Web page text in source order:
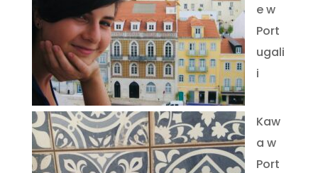
e w
Port
ugali
i
Kaw
a w
Port